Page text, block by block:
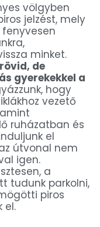
völgyben
jelzést, mely
minket.
de
gyerekekkel a
hogy
vezető
ruházatban és
el
útvonal nem
igen.
a
tudunk parkolni,
piros
el.